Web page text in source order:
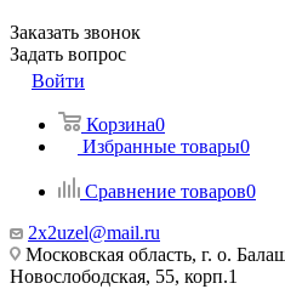
Заказать звонок
Задать вопрос
Войти
Корзина0
Избранные товары0
Сравнение товаров0
2x2uzel@mail.ru
Московская область, г. о.
Новослободская, 55, корп.1